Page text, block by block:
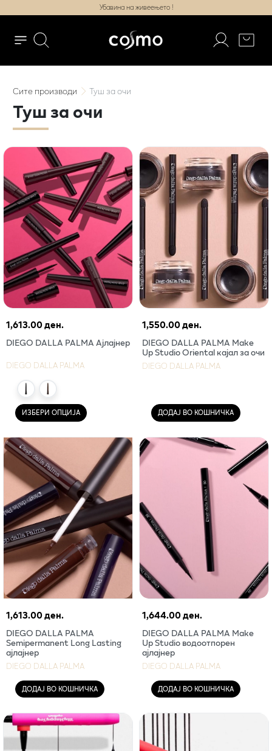
Убавина на живеењето !
Ситепроизводи Туш за очи
Туш за очи
1,613.00 ден.
DIEGO DALLA PALMA Ајлајнер
DIEGO DALLA PALMA
ИЗБЕРИ ОПЦИЈА
1,550.00 ден.
DIEGO DALLA PALMA Make
Up Studio Oriental кајал за очи
DIEGO DALLA PALMA
ДОДАЈ ВО КОШНИЧКА
1,613.00 ден.
DIEGO DALLA PALMA
Semipermanent Long Lasting
ајлајнер
DIEGO DALLA PALMA
ДОДАЈ ВО КОШНИЧКА
1,644.00 ден.
DIEGO DALLA PALMA Make
Up Studio водоотпорен
ајлајнер
DIEGO DALLA PALMA
ДОДАЈ ВО КОШНИЧКА